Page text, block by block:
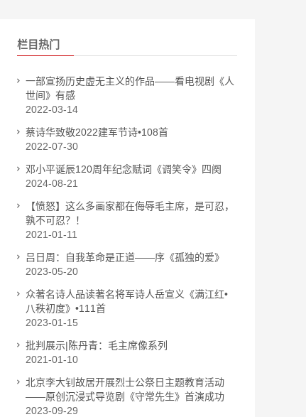
栏目热门
一部宣扬历史虚无主义的作品——看电视剧《人
世间》有感
2022-03-14
蔡诗华致敬2022建军节诗•108首
2022-07-30
邓小平诞辰120周年纪念赋词《调笑令》四阕
2024-08-21
【愤怒】这么多画家都在侮辱毛主席，是可忍，
孰不可忍？！
2021-01-11
吕日周：自我革命是正道——序《孤独的爱》
2023-05-20
众著名诗人品读著名将军诗人岳宣义《满江红•
八秩初度》•111首
2023-01-15
批判展示|陈丹青：毛主席像系列
2021-01-10
北京李大钊故居开展烈士公祭日主题教育活动
——原创沉浸式导览剧《守常先生》首演成功
2023-09-29